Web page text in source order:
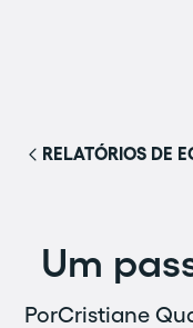
RELATÓRIOS DE
Um
PorCristiane